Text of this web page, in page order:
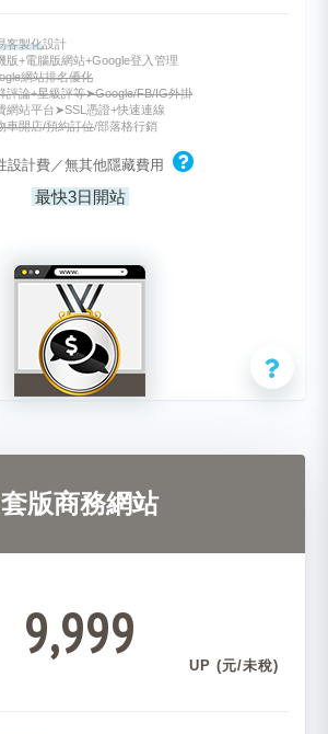
客製化設計
版+電腦版網站+Google登入管理
網站排名優化
評論+星級評等➤Google/FB/IG外掛
網站平台➤SSL憑證+快速連線
車開店/預約訂位/部落格行銷
設計費／無其他隱藏費用
最快3日開站
套版商務網站
9,999 UP (元/未稅)